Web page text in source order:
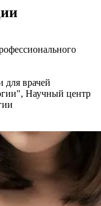
врачей
Научный центр